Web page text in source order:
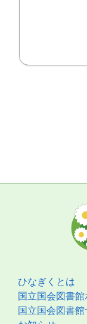
ひなぎくとは
国立国会図書
国立国会図書館